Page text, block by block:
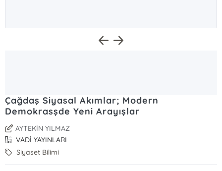
Çağdaş Siyasal Akımlar; Modern
Demokrasşde Yeni Arayışlar
AYTEKİN YILMAZ
VADİ YAYINLARI
Siyaset Bilimi